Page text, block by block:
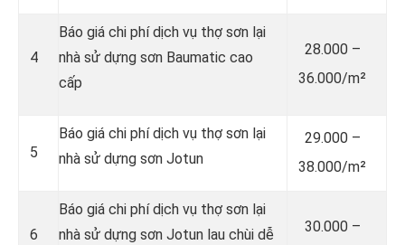
4
Báo giá chi phí dịch vụ thợ sơn lại
nhà sử dựng sơn Baumatic cao
cấp
28.000 –
36.000/m²
5
Báo giá chi phí dịch vụ thợ sơn lại
nhà sử dựng sơn Jotun
29.000 –
38.000/m²
6
Báo giá chi phí dịch vụ thợ sơn lại
nhà sử dựng sơn Jotun lau chùi dễ
30.000 –